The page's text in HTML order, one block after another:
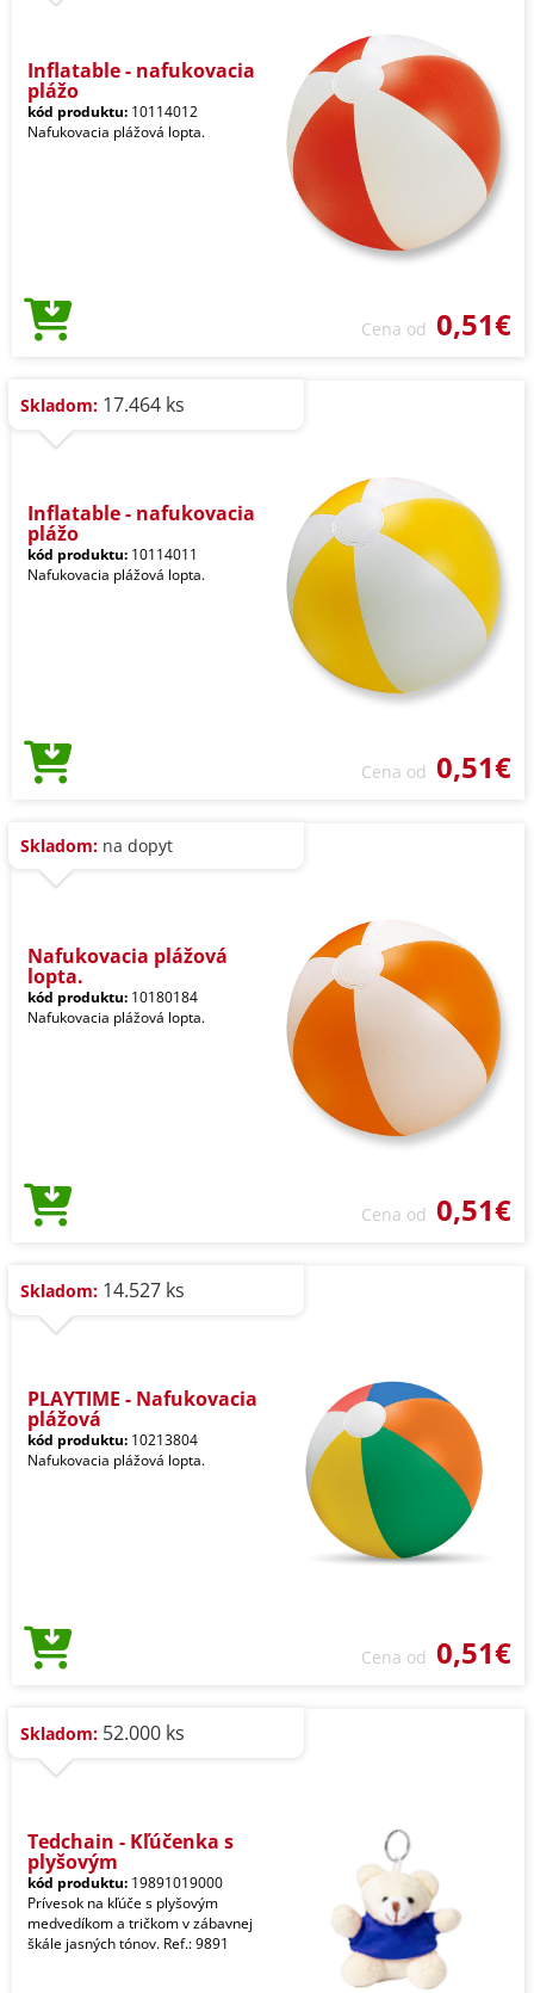
Inflatable - nafukovacia
plážo
kód produktu: 10114012
Nafukovacia plážová lopta.
Cena od 0,51€
Skladom: 17.464 ks
Inflatable - nafukovacia
plážo
kód produktu: 10114011
Nafukovacia plážová lopta.
Cena od 0,51€
Skladom: na dopyt
Nafukovacia plážová
lopta.
kód produktu: 10180184
Nafukovacia plážová lopta.
Cena od 0,51€
Skladom: 14.527 ks
PLAYTIME - Nafukovacia
plážová
kód produktu: 10213804
Nafukovacia plážová lopta.
Cena od 0,51€
Skladom: 52.000 ks
Tedchain - Kľúčenka s
plyšovým
kód produktu: 19891019000
Prívesok na kľúče s plyšovým
medvedíkom a tričkom v zábavnej
škále jasných tónov. Ref.: 9891